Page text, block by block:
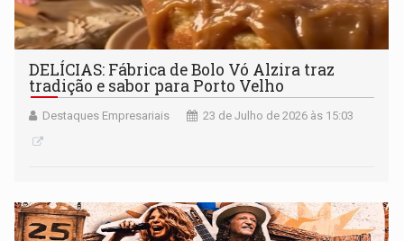
DELÍCIAS: Fábrica de Bolo Vó Alzira traz
tradição e sabor para Porto Velho
Destaques Empresariais 23 de Julho de 2026 às 15:03